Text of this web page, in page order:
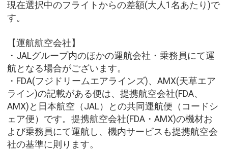
現在選択中のフライトからの差額(大人1名あたり)で
す。
【運航航空会社】
・JALグループ内のほかの運航会社・乗務員にて運
航となる場合がございます。
・FDA(フジドリームエアラインズ)、AMX(天草エア
ライン)の記載がある便は、提携航空会社(FDA、
AMX)と日本航空（JAL）との共同運航便（コードシ
ェア便）です。提携航空会社(FDA・AMX)の機材お
よび乗務員にて運航し、機内サービスも提携航空会
社の基準に則ります。